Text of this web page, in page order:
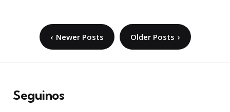
PaginaciónNewer Posts Older Posts
Seguinos